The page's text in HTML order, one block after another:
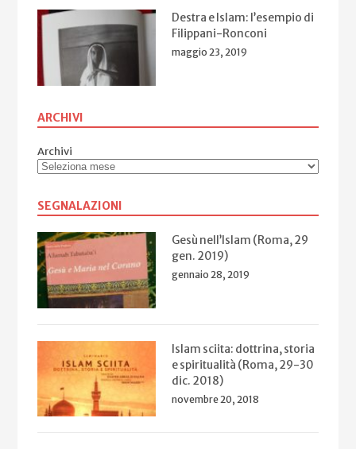
Destra e Islam: l’esempio di
Filippani-Ronconi
maggio 23, 2019
ARCHIVI
Archivi
SEGNALAZIONI
Gesù nell’Islam (Roma, 29
gen. 2019)
gennaio 28, 2019
Islam sciita: dottrina, storia
e spiritualità (Roma, 29-30
dic. 2018)
novembre 20, 2018